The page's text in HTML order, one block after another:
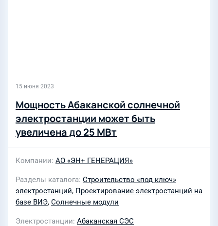
15 июня 2023
Мощность Абаканской солнечной
электростанции может быть
увеличена до 25 МВт
Компании АО «ЭН+ ГЕНЕРАЦИЯ»
Разделы каталога Строительство «под ключ»
электростанций, Проектирование электростанций на
базе ВИЭ, Солнечные модули
Электростанции Абаканская СЭС